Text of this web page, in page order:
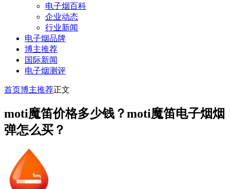
电子烟百科
企业动态
行业新闻
电子烟品牌
博主推荐
国际新闻
电子烟测评
首页博主推荐正文
moti魔笛价格多少钱？moti魔笛电子烟烟
弹怎么买？